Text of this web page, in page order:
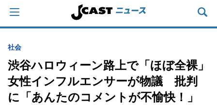
社会
渋谷ハロウィーン路上で「ほぼ全裸」
女性インフルエンサーが物議 批判
に「あんたのコメントが不愉快！」